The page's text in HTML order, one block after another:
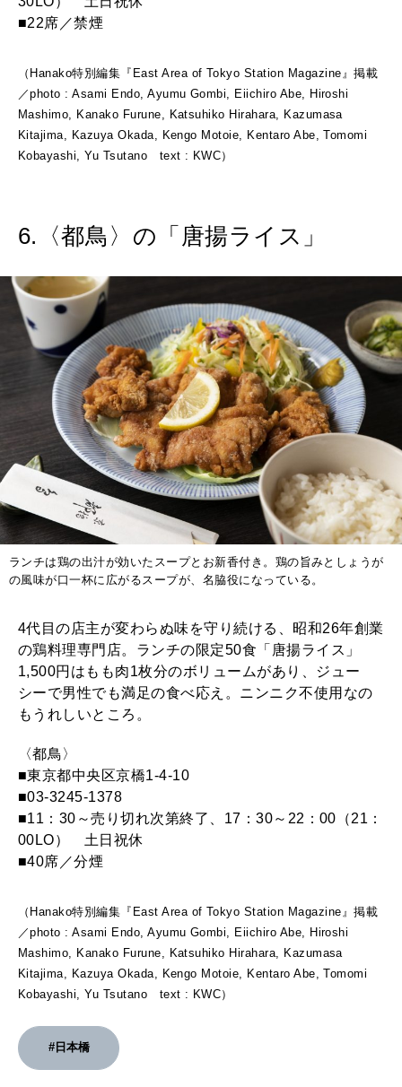
■22席／禁煙
（Hanako特別編集『East Area of Tokyo Station Magazine』掲載
／photo : Asami Endo, Ayumu Gombi, Eiichiro Abe, Hiroshi
Mashimo, Kanako Furune, Katsuhiko Hirahara, Kazumasa
Kitajima, Kazuya Okada, Kengo Motoie, Kentaro Abe, Tomomi
Kobayashi, Yu Tsutano text : KWC）
6.〈都鳥〉の「唐揚ライス」
ランチは鶏の出汁が効いたスープとお新香付き。鶏の旨みとしょうが
の風味が口一杯に広がるスープが、名脇役になっている。
4代目の店主が変わらぬ味を守り続ける、昭和26年創業
の鶏料理専門店。ランチの限定50食「唐揚ライス」
1,500円はもも肉1枚分のボリュームがあり、ジュー
シーで男性でも満足の食べ応え。ニンニク不使用なの
もうれしいところ。
〈都鳥〉
■東京都中央区京橋1-4-10
■03-3245-1378
■11：30～売り切れ次第終了、17：30～22：00（21：
00LO） 土日祝休
■40席／分煙
（Hanako特別編集『East Area of Tokyo Station Magazine』掲載
／photo : Asami Endo, Ayumu Gombi, Eiichiro Abe, Hiroshi
Mashimo, Kanako Furune, Katsuhiko Hirahara, Kazumasa
Kitajima, Kazuya Okada, Kengo Motoie, Kentaro Abe, Tomomi
Kobayashi, Yu Tsutano text : KWC）
#日本橋